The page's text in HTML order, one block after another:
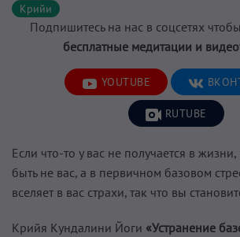
Крийи
Подпишитесь на нас в соцсетях
бесплатные медитации и
YOUTUBE
RUTUBE
Если что-то у вас не получается в
быть не вас, а в первичном базовом
вселяет в вас страхи, так что вы
Крийя Кундалини Йоги «Устранение